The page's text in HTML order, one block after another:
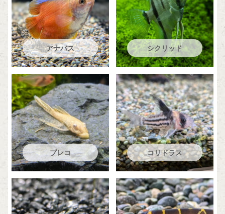
アナバス シクリッド
プレコ コリドラス